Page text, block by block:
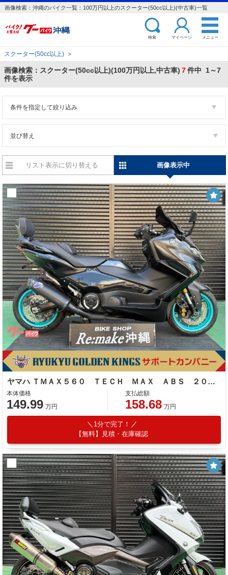
画像検索：沖縄のバイク一覧：100万円以上のスクーター(50cc以上)(中古車)一覧
検索 マイページ メニュー
スクーター(50cc以上) ＞
画像検索：スクーター(50cc以上)(100万円以上,中古車) 7件中 1～7
件を表示
条件を指定して絞り込み
並び替え
リスト表示に切り替える 画像表示中
ヤマハ ＴＭＡＸ５６０ ＴＥＣＨ ＭＡＸ ＡＢＳ ２０２３年モデル テルミニョーニマフラー フェンダーレス バックレスト
本体価格
149.99 万円
支払総額
158.68 万円
1分で完了！
【無料】見積・在庫確認